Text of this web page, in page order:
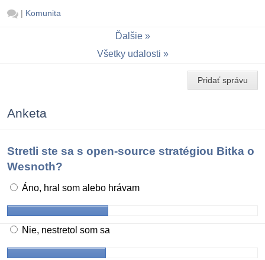
| Komunita
Ďalšie
Všetky udalosti
Pridať správu
Anketa
Stretli ste sa s open-source stratégiou Bitka o
Wesnoth?
Áno, hral som alebo hrávam
Nie, nestretol som sa